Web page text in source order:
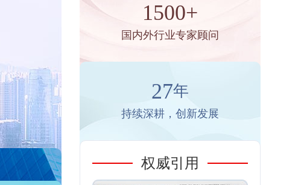
1500+
国内外行业专家顾问
27年
持续深耕，创新发展
权威引用